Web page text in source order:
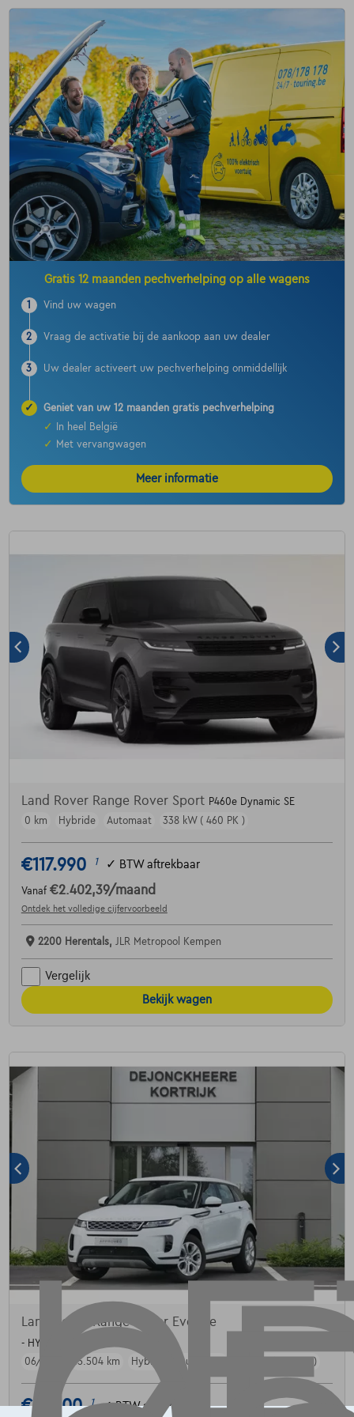
Gratis 12 maanden pechverhelping op alle wagens
1 Vind uw wagen
2 Vraag de activatie bij de aankoop aan uw dealer
3 Uw dealer activeert uw pechverhelping onmiddellijk
✓
Geniet van uw 12 maanden gratis pechverhelping
✓
In heel België
✓
Met vervangwagen
Meer informatie
Land Rover Range Rover Sport P460e Dynamic SE
0 km
Hybride Automaat 338 kW ( 460 PK )
€117.990 1 ✓ BTW aftrekbaar
Vanaf €2.402,39/maand
Ontdek het volledige cijfervoorbeeld
2200 Herentals, JLR Metropool Kempen
Vergelijk
Bekijk wagen
Land Rover Range Rover Evoque
- HYBRID 1.5 309 PK S AUT.
06/2021
15.504 km Hybride Automaat 227 kW ( 309 PK )
€31.900 1 ✓BTW aftrekbaar